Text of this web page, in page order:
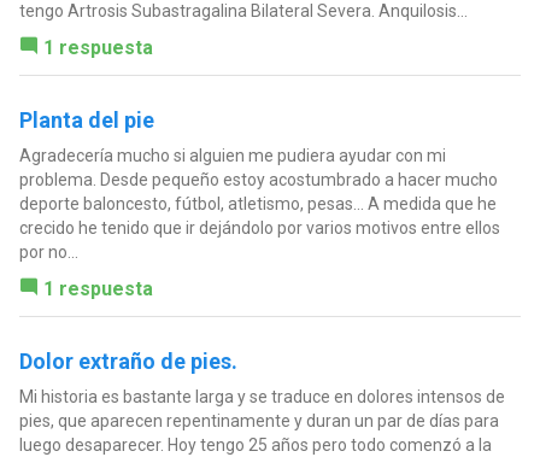
tengo Artrosis Subastragalina Bilateral Severa. Anquilosis...
1 respuesta
Planta del pie
Agradecería mucho si alguien me pudiera ayudar con mi
problema. Desde pequeño estoy acostumbrado a hacer mucho
deporte baloncesto, fútbol, atletismo, pesas... A medida que he
crecido he tenido que ir dejándolo por varios motivos entre ellos
por no...
1 respuesta
Dolor extraño de pies.
Mi historia es bastante larga y se traduce en dolores intensos de
pies, que aparecen repentinamente y duran un par de días para
luego desaparecer. Hoy tengo 25 años pero todo comenzó a la